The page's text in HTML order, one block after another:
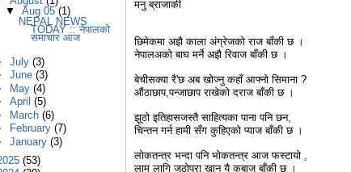
▼Aug 05(1)
NEPAL NEWS
TODAY :: नेपालको
समाचार आज
July (3)
June (3)
May (4)
April (5)
March (6)
February (7)
January (3)
(53)
मनु ब्राजाकी
छिमेकमा अझै काला अंग्रेजको राज बाँकी छ ।
नेपालअको बाघ मर्ने अझै रिवाज बाँकी छ ।
बेचीसक्या रै'छ अब खोज्नु कहाँ आफ्नो सिमाना ?
औंठाछाप,पन्जाछाप राखेको दराज बाँकी छ ।
झूठो इतिहासजस्तै साहित्यका पाना पनि छन,
चिन्तन गर्न हामी सँग कुहिएको प्याज बाँकी छ ।
लोकतन्त्र भन्दा पनि भोकतन्त्र आज फस्टायो ,
लाम लागि जुठोपुरा खान यै कबाज बाँकी छ ।